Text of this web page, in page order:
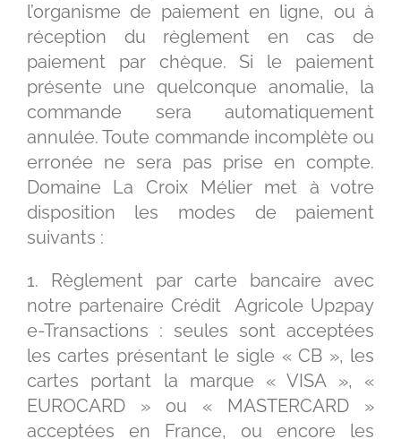
l’organisme de paiement en ligne, ou à
réception du règlement en cas de
paiement par chèque. Si le paiement
présente une quelconque anomalie, la
commande sera automatiquement
annulée. Toute commande incomplète ou
erronée ne sera pas prise en compte.
Domaine La Croix Mélier met à votre
disposition les modes de paiement
suivants :
1. Règlement par carte bancaire avec
notre partenaire Crédit Agricole Up2pay
e-Transactions : seules sont acceptées
les cartes présentant le sigle « CB », les
cartes portant la marque « VISA », «
EUROCARD » ou « MASTERCARD »
acceptées en France, ou encore les